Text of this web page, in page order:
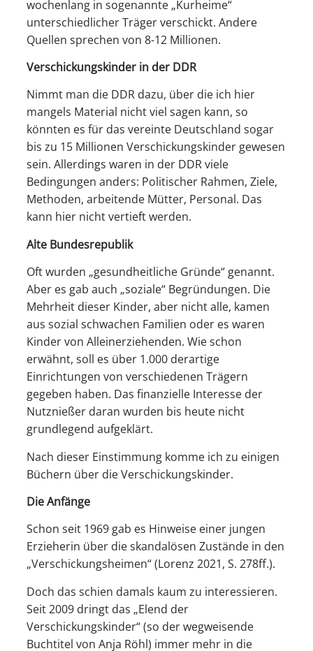
wochenlang in sogenannte „Kurheime“
unterschiedlicher Träger verschickt. Andere
Quellen sprechen von 8-12 Millionen.
Verschickungskinder in der DDR
Nimmt man die DDR dazu, über die ich hier
mangels Material nicht viel sagen kann, so
könnten es für das vereinte Deutschland sogar
bis zu 15 Millionen Verschickungskinder gewesen
sein. Allerdings waren in der DDR viele
Bedingungen anders: Politischer Rahmen, Ziele,
Methoden, arbeitende Mütter, Personal. Das
kann hier nicht vertieft werden.
Alte Bundesrepublik
Oft wurden „gesundheitliche Gründe“ genannt.
Aber es gab auch „soziale“ Begründungen. Die
Mehrheit dieser Kinder, aber nicht alle, kamen
aus sozial schwachen Familien oder es waren
Kinder von Alleinerziehenden. Wie schon
erwähnt, soll es über 1.000 derartige
Einrichtungen von verschiedenen Trägern
gegeben haben. Das finanzielle Interesse der
Nutznießer daran wurden bis heute nicht
grundlegend aufgeklärt.
Nach dieser Einstimmung komme ich zu einigen
Büchern über die Verschickungskinder.
Die Anfänge
Schon seit 1969 gab es Hinweise einer jungen
Erzieherin über die skandalösen Zustände in den
„Verschickungsheimen“ (Lorenz 2021, S. 278ff.).
Doch das schien damals kaum zu interessieren.
Seit 2009 dringt das „Elend der
Verschickungskinder“ (so der wegweisende
Buchtitel von Anja Röhl) immer mehr in die